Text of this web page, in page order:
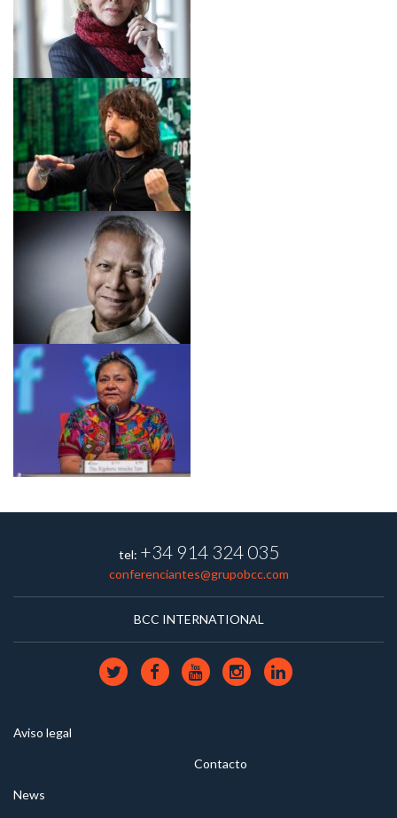
tel: +34 914 324 035
conferenciantes@grupobcc.com
BCC INTERNATIONAL
Aviso legal
Contacto
News